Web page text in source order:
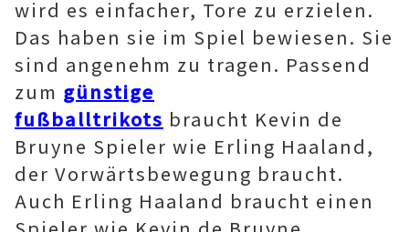
wird es einfacher, Tore zu erzielen.
Das haben sie im Spiel bewiesen. Sie
sind angenehm zu tragen. Passend
zum günstige
fußballtrikots braucht Kevin de
Bruyne Spieler wie Erling Haaland,
der Vorwärtsbewegung braucht.
Auch Erling Haaland braucht einen